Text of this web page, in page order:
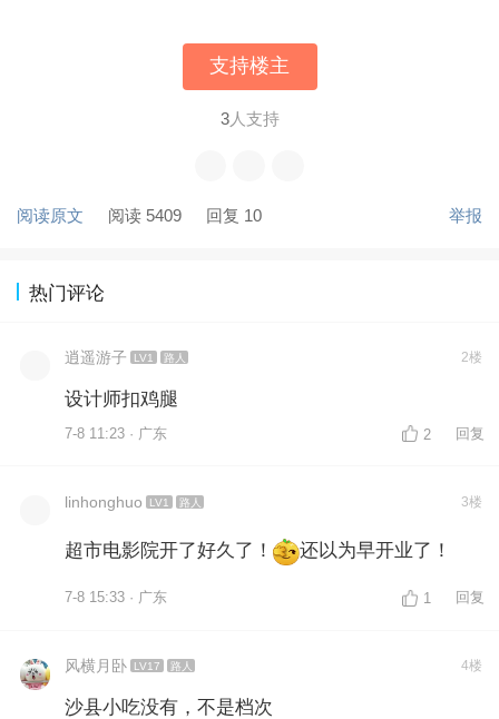
支持楼主
3人支持
阅读原文 阅读 5409 回复 10 举报
热门评论
逍遥游子 LV1 路人 2楼
设计师扣鸡腿
7-8 11:23 · 广东 2 回复
linhonghuo LV1 路人 3楼
超市电影院开了好久了！ 还以为早开业了！
7-8 15:33 · 广东 1 回复
风横月卧 LV17 路人 4楼
沙县小吃没有，不是档次